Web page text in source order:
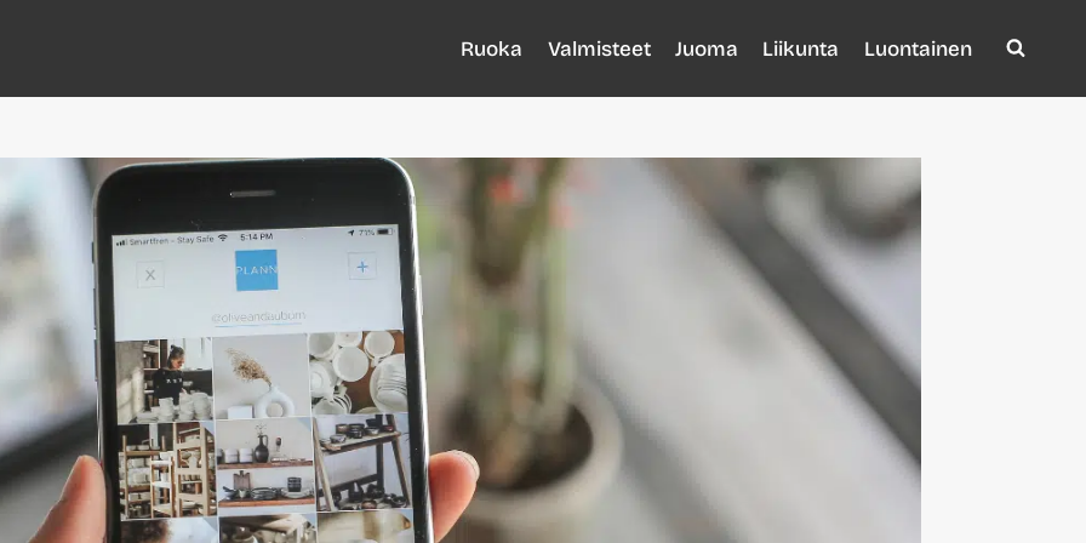
Ruoka Valmisteet Juoma Liikunta Luontainen